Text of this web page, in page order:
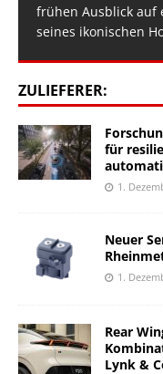
frühen Ausblick auf
seines ikonischen
ZULIEFERER:
für
1.
Neuer
1.
Rear
Lynk &